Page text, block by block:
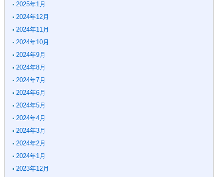
2025年1月
2024年12月
2024年11月
2024年10月
2024年9月
2024年8月
2024年7月
2024年6月
2024年5月
2024年4月
2024年3月
2024年2月
2024年1月
2023年12月